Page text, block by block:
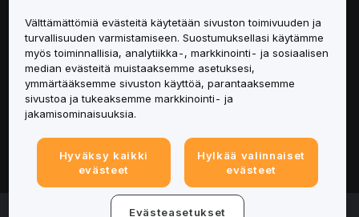
Palvelut
Tuki
Tuotteet
Lakiasiat
© 2025-2026 Bybit.eu. All rights reserved.
Välttämättömiä evästeitä käytetään sivuston toimivuuden ja
turvallisuuden varmistamiseen. Suostumuksellasi käytämme
myös toiminnallisia, analytiikka-, markkinointi- ja sosiaalisen
median evästeitä muistaaksemme asetuksesi,
ymmärtääksemme sivuston käyttöä, parantaaksemme
sivustoa ja tukeaksemme markkinointi- ja
jakamisominaisuuksia.
Hyväksy kaikki
evästeet
Hylkää valinnaiset
evästeet
Evästeasetukset